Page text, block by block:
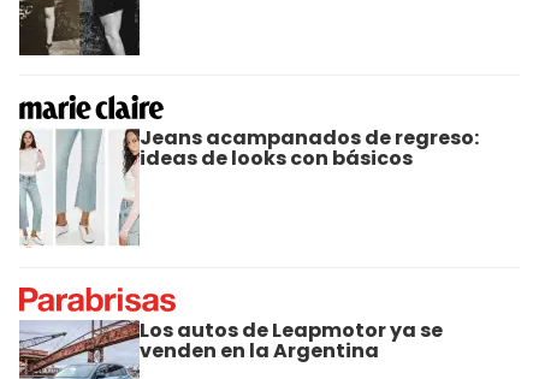
Jeans acampanados de regreso:
ideas de looks con básicos
Los autos de Leapmotor ya se
venden en la Argentina